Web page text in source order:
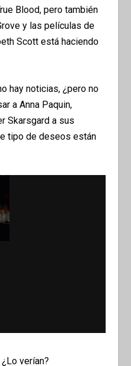
Blood, pero también
y las películas de
Scott está haciendo
hay noticias, ¿pero no
a Anna Paquin,
Skarsgard a sus
tipo de deseos están
verían?